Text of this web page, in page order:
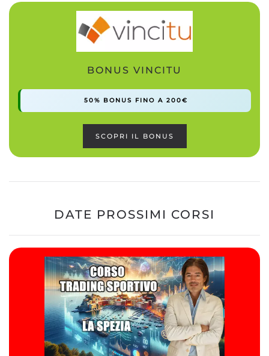
BONUS VINCITU
50% BONUS FINO A 200€
SCOPRI IL BONUS
DATE PROSSIMI CORSI